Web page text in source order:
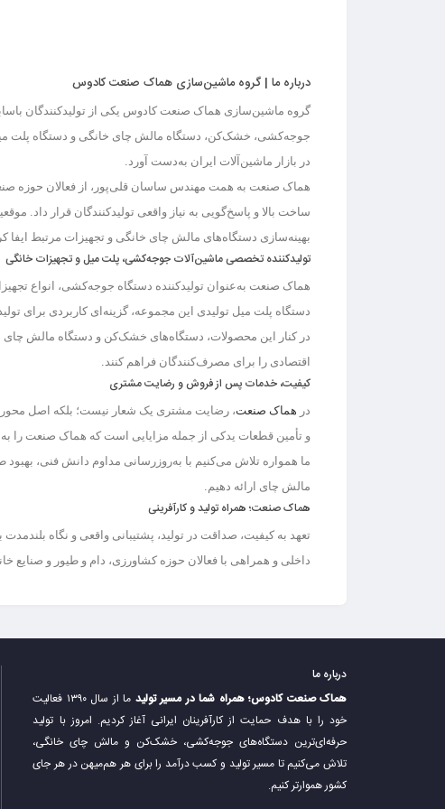
درباره ما | گروه ماشین‌سازی هماک صنعت کادوس
گروه ماشین‌سازی هماک صنعت کادوس یکی از تولیدکنندگان
جوجه‌کشی، خشک‌کن، دستگاه مالش چای خانگی و دستگاه پلت
در بازار ماشین‌آلات ایران به‌دست آورد.
هماک صنعت به همت مهندس ساسان قلی‌پور ، از فعالان حوزه
ساخت بالا و پاسخ‌گویی به نیاز واقعی تولیدکنندگان قرار داد.
بهینه‌سازی دستگاه‌های مالش چای خانگی و تجهیزات مرتبط ایفا
تولیدکننده تخصصی ماشین‌آلات جوجه‌کشی، پلت میل و تجهیزات خانگی
هماک صنعت به‌عنوان تولیدکننده دستگاه جوجه‌کشی، انواع
دستگاه پلت میل تولیدی این مجموعه، گزینه‌ای کاربردی برای
در کنار این محصولات، دستگاه‌های خشک‌کن و دستگاه مالش چای
اقتصادی را برای مصرف‌کنندگان فراهم کنند.
کیفیت، خدمات پس از فروش و رضایت مشتری
در هماک صنعت، رضایت مشتری یک شعار نیست؛ بلکه اصل
و تأمین قطعات یدکی از جمله مزایایی است که هماک صنعت را
ما همواره تلاش می‌کنیم با به‌روزرسانی مداوم دانش فنی،
مالش چای ارائه دهیم.
هماک صنعت؛ همراه تولید و کارآفرینی
تعهد به کیفیت، صداقت در تولید، پشتیبانی واقعی و نگاه
داخلی و همراهی با فعالان حوزه کشاورزی، دام و طیور و
درباره ما
هماک صنعت کادوس؛ همراه شما در مسیر تولید
ما از سال ۱۳۹۰ فعالیت
خود را با هدف حمایت از کارآفرینان ایرانی آغاز کردیم. امروز با تولید
حرفه‌ای‌ترین دستگاه‌های جوجه‌کشی، خشک‌کن و مالش چای خانگی،
تلاش می‌کنیم تا مسیر تولید و کسب درآمد را برای هر هم‌میهن در هر جای
کشور هموارتر کنیم.